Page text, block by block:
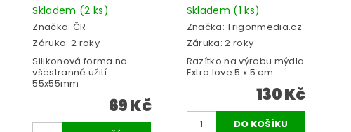
Skladem (2 ks)
Značka: ČR
Záruka: 2 roky
Silikonová forma na
všestranné užití
55x55mm
69 Kč
Skladem (1 ks)
Značka:Trigonmedia.cz
Záruka: 2 roky
Razítko na výrobu mýdla
Extra love 5 x 5 cm.
130 Kč